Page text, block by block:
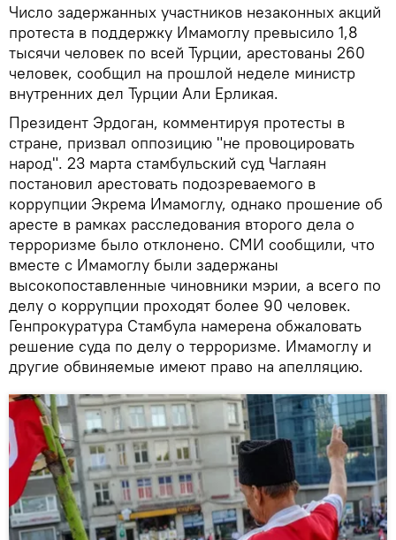
Число задержанных участников незаконных акций
протеста в поддержку Имамоглу превысило 1,8
тысячи человек по всей Турции, арестованы 260
человек, сообщил на прошлой неделе министр
внутренних дел Турции Али Ерликая.
Президент Эрдоган, комментируя протесты в
стране, призвал оппозицию "не провоцировать
народ". 23 марта стамбульский суд Чаглаян
постановил арестовать подозреваемого в
коррупции Экрема Имамоглу, однако прошение об
аресте в рамках расследования второго дела о
терроризме было отклонено. СМИ сообщили, что
вместе с Имамоглу были задержаны
высокопоставленные чиновники мэрии, а всего по
делу о коррупции проходят более 90 человек.
Генпрокуратура Стамбула намерена обжаловать
решение суда по делу о терроризме. Имамоглу и
другие обвиняемые имеют право на апелляцию.